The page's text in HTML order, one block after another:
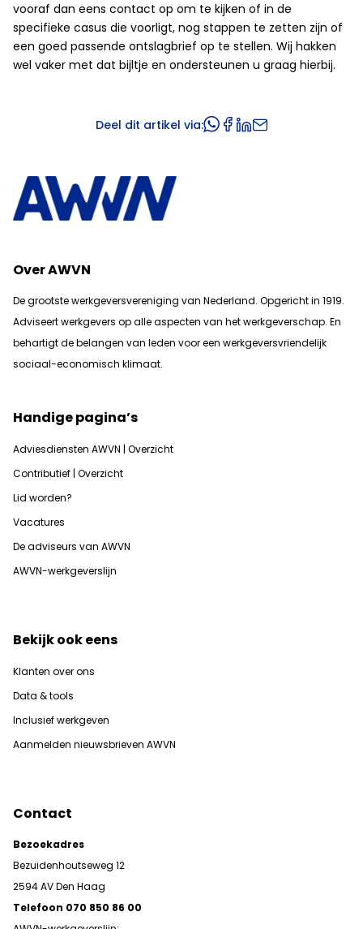
vooraf dan eens contact op om te kijken of in de
specifieke casus die voorligt, nog stappen te zetten zijn of
een goed passende ontslagbrief op te stellen. Wij hakken
wel vaker met dat bijltje en ondersteunen u graag hierbij.
Deel dit artikel via:
Over AWVN
De grootste werkgeversvereniging van Nederland. Opgericht in 1919.
Adviseert werkgevers op alle aspecten van het werkgeverschap. En
behartigt de belangen van leden voor een werkgeversvriendelijk
sociaal-economisch klimaat.
Handige pagina’s
Adviesdiensten AWVN | Overzicht
Contributief | Overzicht
Lid worden?
Vacatures
De adviseurs van AWVN
AWVN-werkgeverslijn
Bekijk ook eens
Klanten over ons
Data & tools
Inclusief werkgeven
Aanmelden nieuwsbrieven AWVN
Contact
Bezoekadres
Bezuidenhoutseweg 12
2594 AV Den Haag
Telefoon 070 850 86 00